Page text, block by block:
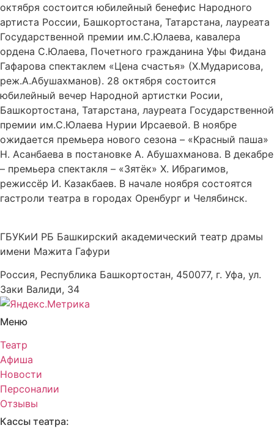
октября состоится юбилейный бенефис Народного
артиста России, Башкортостана, Татарстана, лауреата
Государственной премии им.С.Юлаева, кавалера
ордена С.Юлаева, Почетного гражданина Уфы Фидана
Гафарова спектаклем «Цена счастья» (Х.Мударисова,
реж.А.Абушахманов). 28 октября состоится
юбилейный вечер Народной артистки Росии,
Башкортостана, Татарстана, лауреата Государственной
премии им.С.Юлаева Нурии Ирсаевой. В ноябре
ожидается премьера нового сезона – «Красный паша»
Н. Асанбаева в постановке А. Абушахманова. В декабре
– премьера спектакля – «Зятёк» Х. Ибрагимов,
режиссёр И. Казакбаев. В начале ноября состоятся
гастроли театра в городах Оренбург и Челябинск.
ГБУКиИ РБ Башкирский академический театр драмы
имени Мажита Гафури
Россия, Республика Башкортостан, 450077, г. Уфа, ул.
Заки Валиди, 34
Меню
Театр
Афиша
Новости
Персоналии
Отзывы
Кассы театра: